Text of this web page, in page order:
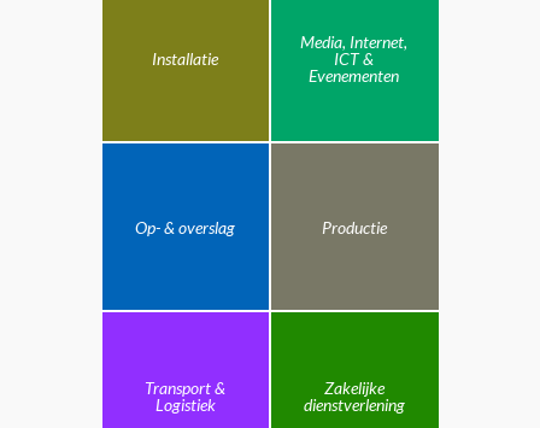
Installatie
Media, Internet,
ICT &
Evenementen
Op- & overslag Productie
Transport &
Logistiek
Zakelijke
dienstverlening